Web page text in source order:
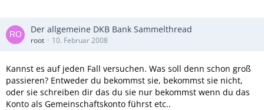
Der allgemeine DKB Bank Sammelthread
root 10. Februar 2008
Kannst es auf jeden Fall versuchen. Was soll denn schon groß
passieren? Entweder du bekommst sie, bekommst sie nicht,
oder sie schreiben dir das du sie nur bekommst wenn du das
Konto als Gemeinschaftskonto führst etc..